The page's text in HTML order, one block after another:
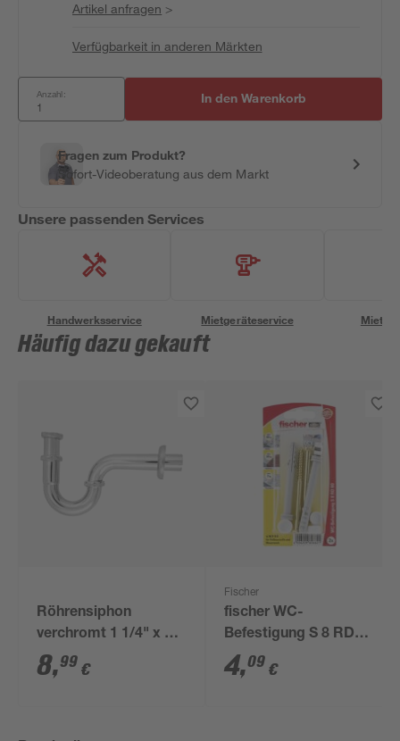
Artikel anfragen >
Verfügbarkeit in anderen Märkten
Anzahl: In den Warenkorb
Fragen zum Produkt?
Sofort-Videoberatung aus dem Markt
Unsere passenden Services
Handwerksservice Mietgeräteservice
Häufig dazu gekauft
Röhrensiphon
verchromt 1 1/4" x 32
mm
8,99 €
Fischer
fischer WC-
Befestigung S 8 RD
80 2 Stück
4,09 €